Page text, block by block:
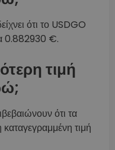
ότι το USDGO
0.882930 €.
τιμή
ότι τα
τιμή